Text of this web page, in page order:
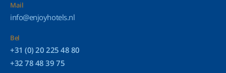
Mail
info@enjoyhotels.nl
Bel
+31 (0) 20 225 48 80
+32 78 48 39 75